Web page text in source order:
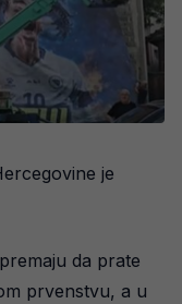
je
da prate
prvenstvu, a u